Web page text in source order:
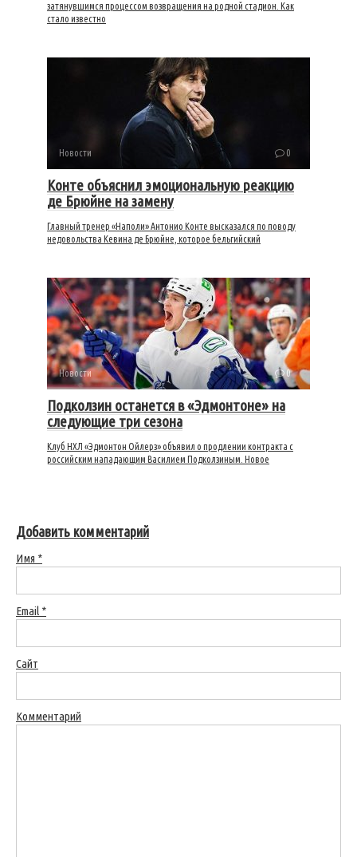
затянувшимся процессом возвращения на родной стадион. Как
стало известно
Новости 0
Конте объяснил эмоциональную реакцию
де Брюйне на замену
Главный тренер «Наполи» Антонио Конте высказался по поводу
недовольства Кевина де Брюйне, которое бельгийский
Новости 0
Подколзин останется в «Эдмонтоне» на
следующие три сезона
Клуб НХЛ «Эдмонтон Ойлерз» объявил о продлении контракта с
российским нападающим Василием Подколзиным. Новое
Добавить комментарий
Имя *
Email *
Сайт
Комментарий